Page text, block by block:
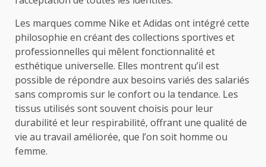
Les marques comme Nike et Adidas ont intégré cette
philosophie en créant des collections sportives et
professionnelles qui mêlent fonctionnalité et
esthétique universelle. Elles montrent qu’il est
possible de répondre aux besoins variés des salariés
sans compromis sur le confort ou la tendance. Les
tissus utilisés sont souvent choisis pour leur
durabilité et leur respirabilité, offrant une qualité de
vie au travail améliorée, que l’on soit homme ou
femme.